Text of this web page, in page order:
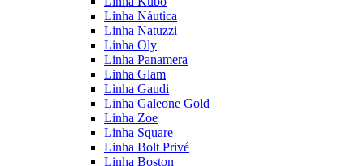
Linha Náutica
Linha Natuzzi
Linha Oly
Linha Panamera
Linha Glam
Linha Gaudi
Linha Galeone Gold
Linha Zoe
Linha Square
Linha Bolt Privé
Linha Boston